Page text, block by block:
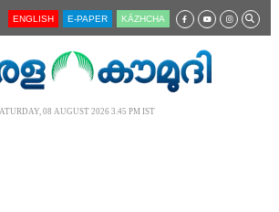
ENGLISH E-PAPER KĀZHCHA
08 AUGUST 2026 3.45 PM IST